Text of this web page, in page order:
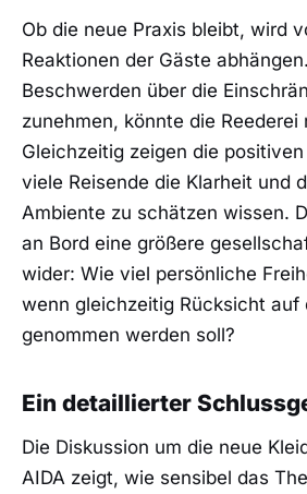
Ob die neue Praxis bleibt, wird
Reaktionen der Gäste
Beschwerden über die
zunehmen, könnte die Reederei
Gleichzeitig zeigen die
viele Reisende die Klarheit und
Ambiente zu schätzen wissen.
an Bord eine größere
wider: Wie viel persönliche
wenn gleichzeitig Rücksicht auf
genommen werden soll?
Ein detaillierter
Die Diskussion um die neue
AIDA zeigt, wie sensibel das